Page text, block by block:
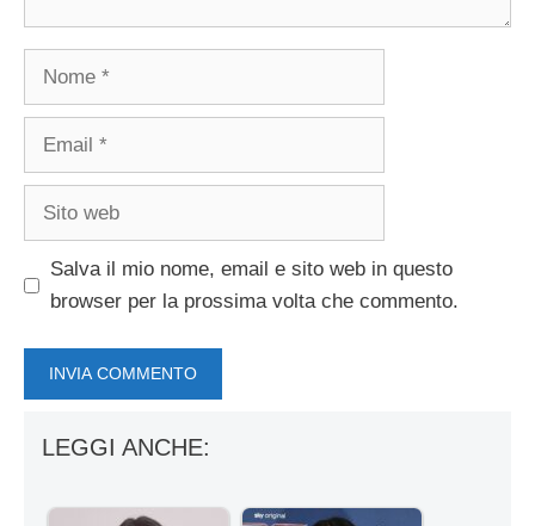
Nome
Email
Sito
Salva il mio nome, email e sito web in questo
browser per la prossima volta che commento.
LEGGI ANCHE: